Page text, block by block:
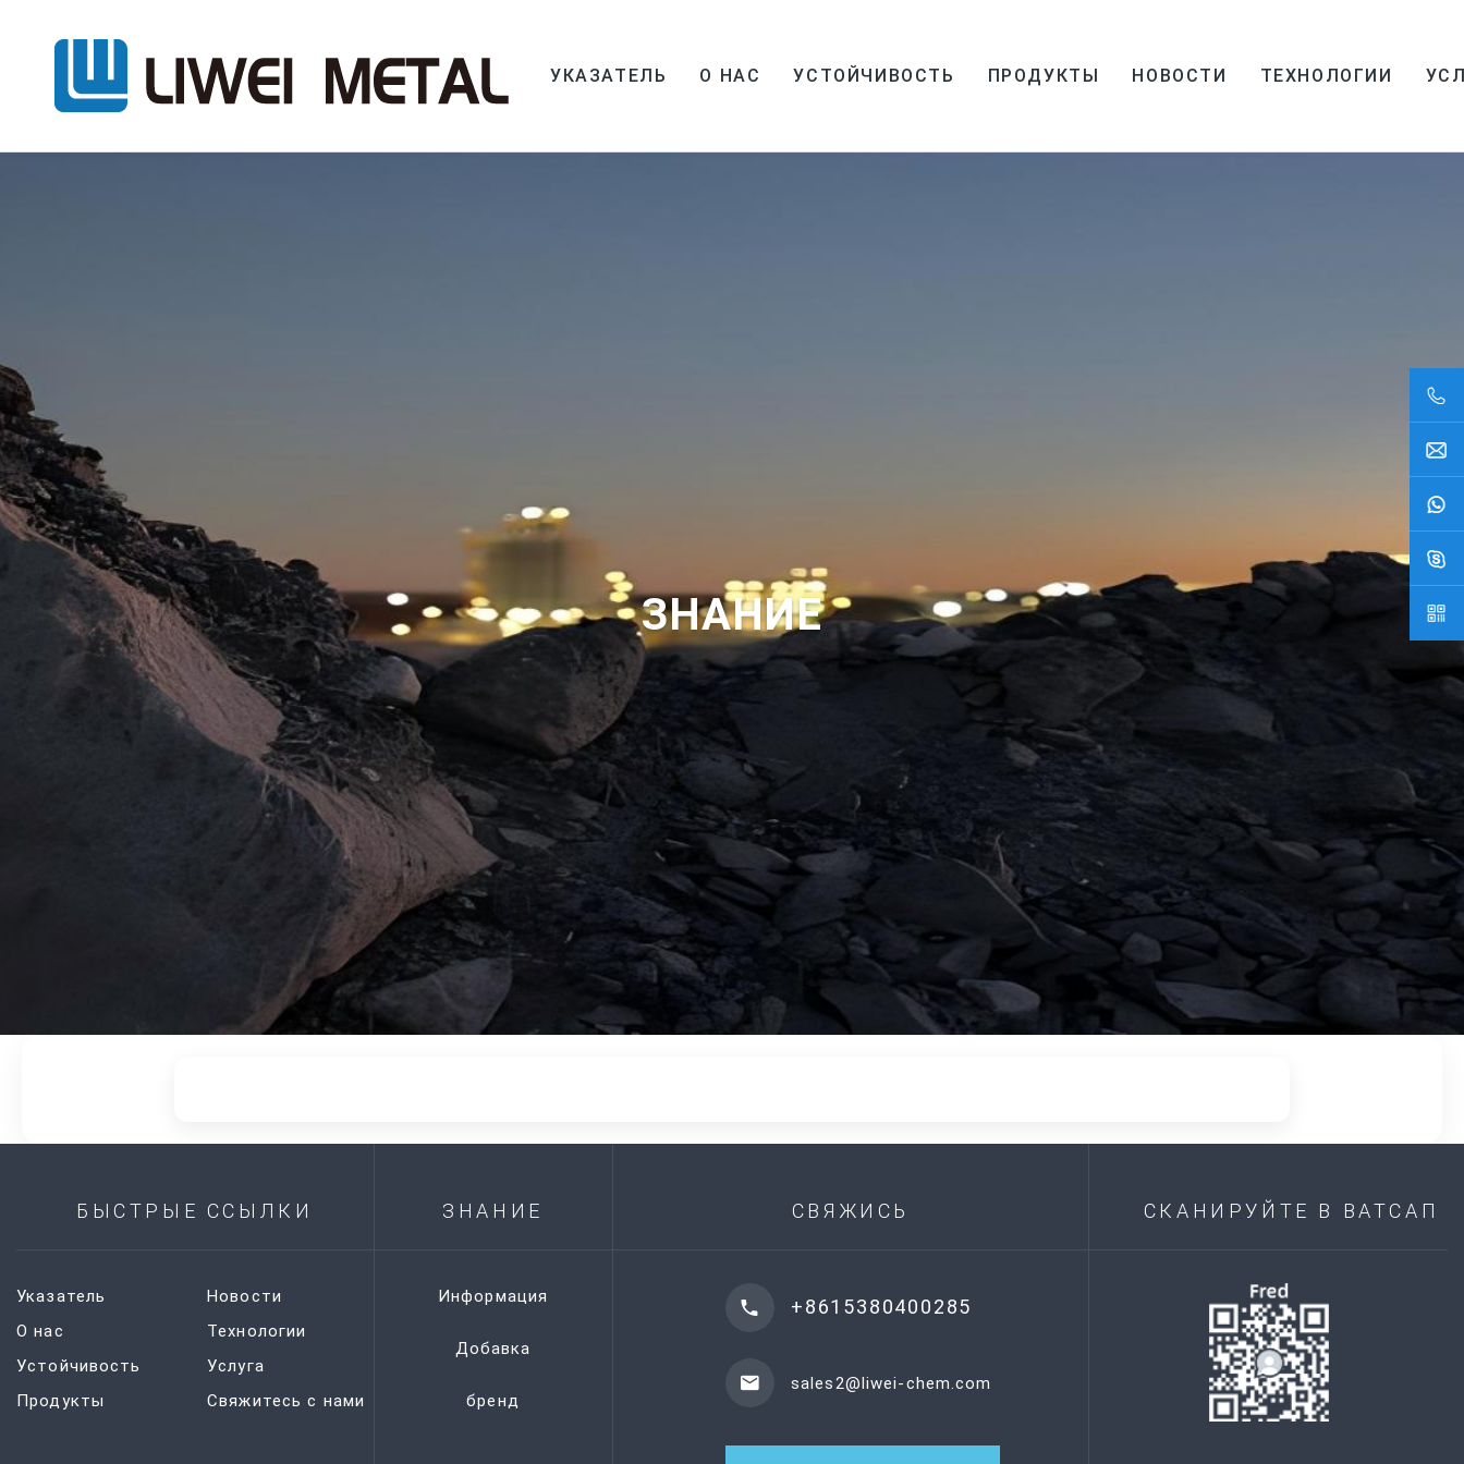
УКАЗАТЕЛЬ О НАС УСТОЙЧИВОСТЬ ПРОДУКТЫ НОВОСТИ ТЕХНОЛОГИИ
ЗНАНИЕ
БЫСТРЫЕ ССЫЛКИ
Указатель
О нас
Устойчивость
Продукты
Новости
Технологии
Услуга
Свяжитесь с нами
ЗНАНИЕ
Информация
Добавка
бренд
СВЯЖИСЬ
+8615380400285
sales2@liwei-chem.com
СКАНИРУЙТЕ В ВАТСАП